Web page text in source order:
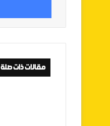
مقالات ذات صلة